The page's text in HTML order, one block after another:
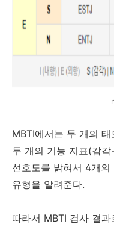
MBTI에서는 두 개의
두 개의 기능 지표(감
선호도를 밝혀서 4개
유형을 알려준다.
따라서 MBTI 검사 결